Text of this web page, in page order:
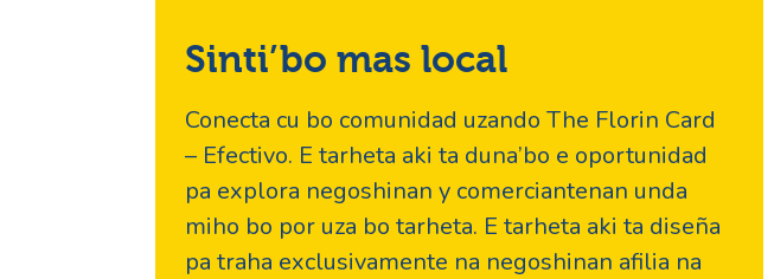
Sinti’bo mas local
Conecta cu bo comunidad uzando The Florin Card
– Efectivo. E tarheta aki ta duna’bo e oportunidad
pa explora negoshinan y comerciantenan unda
miho bo por uza bo tarheta. E tarheta aki ta diseña
pa traha exclusivamente na negoshinan afilia na